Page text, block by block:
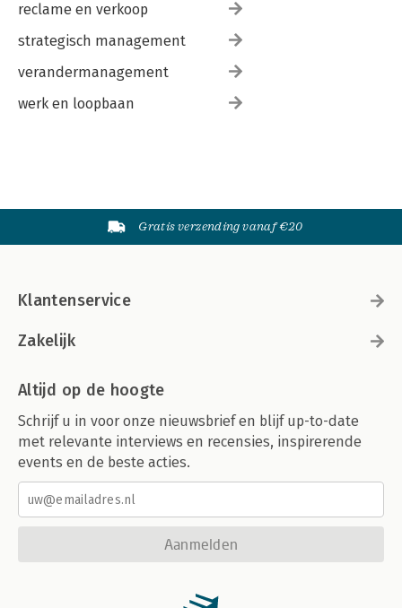
reclame en verkoop
strategisch management
verandermanagement
werk en loopbaan
Gratis verzending vanaf €20
Klantenservice
Zakelijk
Altijd op de hoogte
Schrijf u in voor onze nieuwsbrief en blijf up-to-date
met relevante interviews en recensies, inspirerende
events en de beste acties.
Aanmelden